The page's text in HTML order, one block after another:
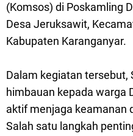
(Komsos) di Poskamling
Desa Jeruksawit,
Kabupaten Karanganyar.
Dalam kegiatan tersebut,
himbauan kepada warga
aktif menjaga keamanan
Salah satu langkah